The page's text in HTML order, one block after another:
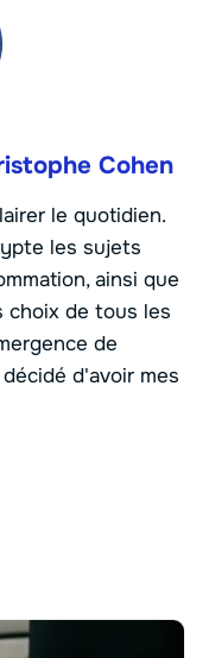
Cohen
le quotidien.
les sujets
ainsi que
choix de tous les
de
d'avoir mes